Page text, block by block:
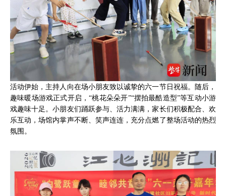
活动伊始，主持人向在场小朋友致以诚挚的六一节日祝福。随后，
趣味暖场游戏正式开启，“桃花朵朵开”“摆拍最酷造型”等互动小游
戏趣味十足。小朋友们踊跃参与、活力满满，家长们积极配合、欢
乐互动，场馆内掌声不断、笑声连连，充分点燃了整场活动的热烈
氛围。